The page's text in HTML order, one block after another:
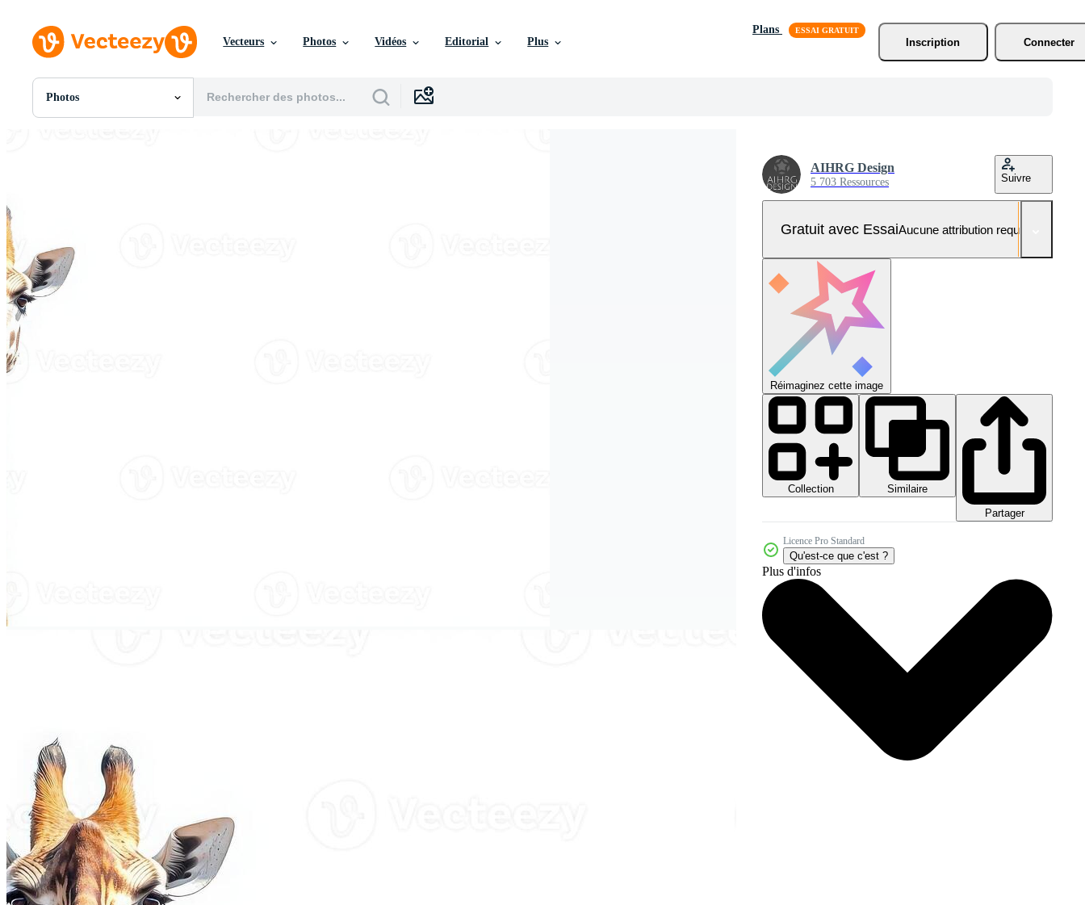
Vecteurs Photos Vidéos Editorial Plus
Plans
Inscription
Connecter
Photos
Toutes Images
Motion graphics
Images Éditoriales
AIHRG Design
5 703 Ressources Suivre
Gratuit avec EssaiAucune attribution requise
Réimaginez cette image
Collection
Similaire
Partager
Licence Pro Standard
Qu'est-ce que c'est ?
Plus d'infos